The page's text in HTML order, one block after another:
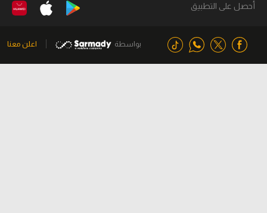
أحصل على التطبيق
بواسطة اعلن معنا